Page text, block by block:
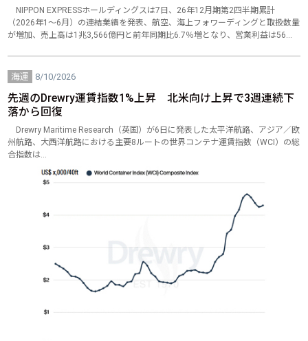
NIPPON EXPRESSホールディングスは7日、26年12月期第2四半期累計
（2026年1～6月）の連結業績を発表、航空、海上フォワーディングと取扱数量
が増加、売上高は1兆3,566億円と前年同期比6.7％増となり、営業利益は56…
海運 8/10/2026
先週のDrewry運賃指数1%上昇 北米向け上昇で3週連続下
落から回復
Drewry Maritime Research（英国）が6日に発表した太平洋航路、アジア／欧
州航路、大西洋航路における主要8ルートの世界コンテナ運賃指数（WCI）の総
合指数は…